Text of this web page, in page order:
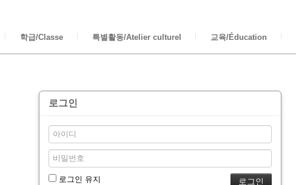
학급/Classe 특별활동/Atelier culturel 교육/Éducation
로그인
로그인 유지